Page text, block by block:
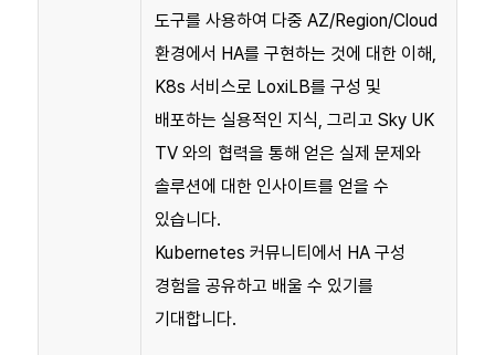
도구를 사용하여 다중 AZ/Region/Cloud
환경에서 HA를 구현하는 것에 대한 이해,
K8s 서비스로 LoxiLB를 구성 및
배포하는 실용적인 지식, 그리고 Sky UK
TV 와의 협력을 통해 얻은 실제 문제와
솔루션에 대한 인사이트를 얻을 수
있습니다.
Kubernetes 커뮤니티에서 HA 구성
경험을 공유하고 배울 수 있기를
기대합니다.